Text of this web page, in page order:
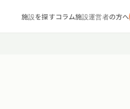
施設を探すコラム施設運営者の方へ